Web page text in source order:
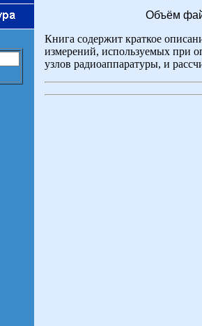
Объём
Книга содержит краткое
измерений, используемых при
узлов радиоаппаратуры, и